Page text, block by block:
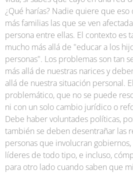
¿Qué harías? Nadie quiere que eso
más familias las que se ven
persona entre ellas. El contexto es
mucho más allá de "educar a los
personas". Los problemas son tan
más allá de nuestras narices y
allá de nuestra situación personal.
problemático, que no se puede
ni con un solo cambio jurídico o
Debe haber voluntades políticas,
también se deben desentrañar las
personas que involucran
líderes de todo tipo, e incluso,
para otro lado cuando saben que